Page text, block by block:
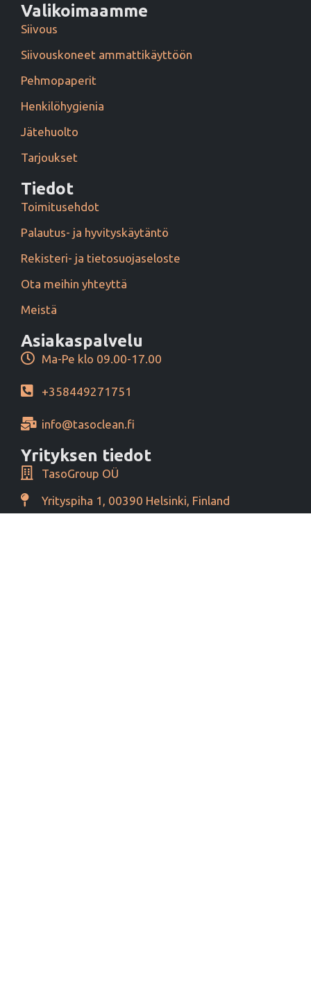
Valikoimaamme
Siivous
Siivouskoneet ammattikäyttöön
Pehmopaperit
Henkilöhygienia
Jätehuolto
Tarjoukset
Tiedot
Toimitusehdot
Palautus- ja hyvityskäytäntö
Rekisteri- ja tietosuojaseloste
Ota meihin yhteyttä
Meistä
Asiakaspalvelu
Ma-Pe klo 09.00-17.00
+358449271751
info@tasoclean.fi
Yrityksen tiedot
TasoGroup OÜ
Yrityspiha 1, 00390 Helsinki, Finland